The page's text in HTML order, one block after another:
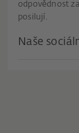
odpovědnost
posilují.
Naše